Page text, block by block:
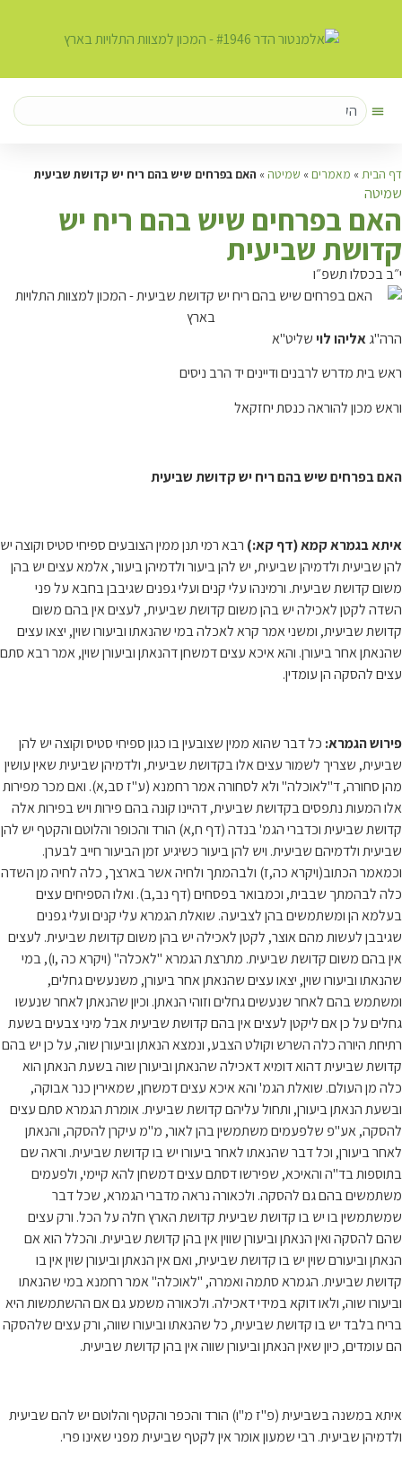
דף הבית » מאמרים » שמיטה » האם בפרחים שיש בהם ריח יש קדושת שביעית
שמיטה
האם בפרחים שיש בהם ריח יש
קדושת שביעית
י״ב בכסלו תשפ״ו
הרה"גאליהו לוישליט"א
ראש בית מדרש לרבנים ודיינים יד הרב ניסים
וראש מכון להוראה כנסת יחזקאל
האם בפרחים שיש בהם ריח יש קדושת שביעית
איתא בגמרא קמא (דף קא:) רבא רמי תנן ממין הצובעים ספיחי סטיס וקוצה יש
להן שביעית ולדמיהן שביעית, יש להן ביעור ולדמיהן ביעור, אלמא עצים יש בהן
משום קדושת שביעית. ורמינהו עלי קנים ועלי גפנים שגיבבן בחבא על פני
השדה לקטן לאכילה יש בהן משום קדושת שביעית, לעצים אין בהם משום
קדושת שביעית, ומשני אמר קרא לאכלה במי שהנאתו וביעורו שוין, יצאו עצים
שהנאתן אחר ביעורן. והא איכא עצים דמשחן דהנאתן וביעורן שוין, אמר רבא סתם
עצים להסקה הן עומדין.
פירוש הגמרא: כל דבר שהוא ממין שצובעין בו כגון ספיחי סטיס וקוצה יש להן
שביעית, שצריך לשמור עצים אלו בקדושת שביעית, ולדמיהן שביעית שאין עושין
מהן סחורה, ד"לאוכלה" ולא לסחורה אמר רחמנא (ע"ז סב,א). ואם מכר מפירות
אלו המעות נתפסים בקדושת שביעית, דהיינו קונה בהם פירות ויש בפירות אלה
קדושת שביעית וכדברי הגמ' בנדה (דף ח,א) הורד והכופר והלוטם והקטף יש להן
שביעית ולדמיהם שביעית. ויש להן ביעור כשיגיע זמן הביעור חייב לבערן.
וכמאמר הכתוב(ויקרא כה,ז) ולבהמתך ולחיה אשר בארצך, כלה לחיה מן השדה
כלה לבהמתך שבבית, וכמבואר בפסחים (דף נב,ב). ואלו הספיחים עצים
בעלמא הן ומשתמשים בהן לצביעה. שואלת הגמרא עלי קנים ועלי גפנים
שגיבבן לעשות מהם אוצר, לקטן לאכילה יש בהן משום קדושת שביעית. לעצים
אין בהם משום קדושת שביעית. מתרצת הגמרא "לאכלה" (ויקרא כה ,ו), במי
שהנאתו וביעורו שוין, יצאו עצים שהנאתן אחר ביעורן, משנעשים גחלים,
ומשתמש בהם לאחר שנעשים גחלים וזוהי הנאתן. וכיון שהנאתן לאחר שנעשו
גחלים על כן אם ליקטן לעצים אין בהם קדושת שביעית אבל מיני צבעים בשעת
רתיחת היורה כלה השרש וקולט הצבע, ונמצא הנאתן וביעורן שוה, על כן יש בהם
קדושת שביעית דהוא דומיא דאכילה שהנאתן וביעורן שוה בשעת הנאתן הוא
כלה מן העולם. שואלת הגמ' והא איכא עצים דמשחן, שמאירין כנר אבוקה,
ובשעת הנאתן ביעורן, ותחול עליהם קדושת שביעית. אומרת הגמרא סתם עצים
להסקה, אע"פ שלפעמים משתמשין בהן לאור, מ"מ עיקרן להסקה, והנאתן
לאחר ביעורן, וכל דבר שהנאתו לאחר ביעורו יש בו קדושת שביעית. וראה שם
בתוספות בד"ה והאיכא, שפירשו דסתם עצים דמשחן להא קיימי, ולפעמים
משתמשים בהם גם להסקה. ולכאורה נראה מדברי הגמרא, שכל דבר
שמשתמשין בו יש בו קדושת שביעית קדושת הארץ חלה על הכל. ורק עצים
שהם להסקה ואין הנאתן וביעורן שווין אין בהן קדושת שביעית. והכלל הוא אם
הנאתן וביעורם שוין יש בו קדושת שביעית, ואם אין הנאתן וביעורן שוין אין בו
קדושת שביעית. הגמרא סתמה ואמרה, "לאוכלה" אמר רחמנא במי שהנאתו
וביעורו שוה, ולאו דוקא במידי דאכילה. ולכאורה משמע גם אם ההשתמשות היא
בריח בלבד יש בו קדושת שביעית, כל שהנאתו וביעורו שווה, ורק עצים שלהסקה
הם עומדים, כיון שאין הנאתן וביעורן שווה אין בהן קדושת שביעית.
איתא במשנה בשביעית (פ"ז מ"ו) הורד והכפר והקטף והלוטם יש להם שביעית
ולדמיהן שביעית. רבי שמעון אומר אין לקטף שביעית מפני שאינו פרי.